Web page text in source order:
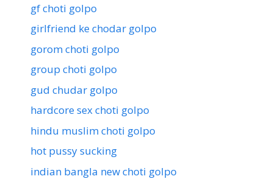
gf choti golpo
girlfriend ke chodar golpo
gorom choti golpo
group choti golpo
gud chudar golpo
hardcore sex choti golpo
hindu muslim choti golpo
hot pussy sucking
indian bangla new choti golpo